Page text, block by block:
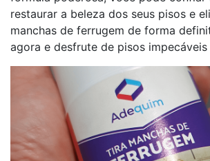
restaurar a beleza dos seus pisos e
manchas de ferrugem de forma
agora e desfrute de pisos impecáveis